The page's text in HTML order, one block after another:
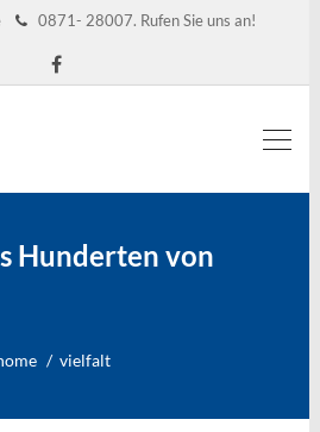
0871- 28007. Rufen Sie uns an!
Hunderten von
vielfalt